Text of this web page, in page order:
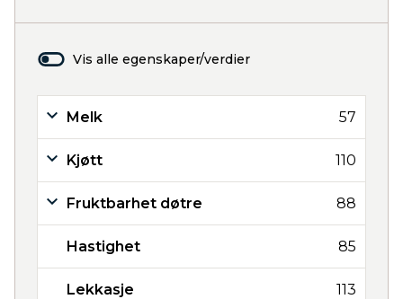
Vis alle egenskaper/verdier
Melk 57
Kjøtt 110
Fruktbarhet døtre 88
Hastighet 85
Lekkasje 113